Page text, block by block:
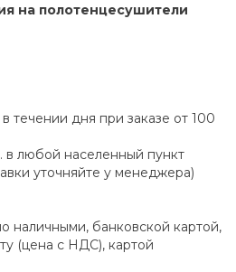
на полотенцесушители
течении дня при заказе от 100
в любой населенный пункт
уточняйте у менеджера)
наличными, банковской картой,
(цена с НДС), картой